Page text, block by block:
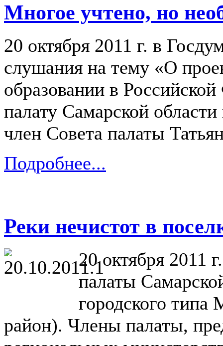
Многое учтено, но
20 октября 2011 г. в
слушания на тему «О
образовании в
палату Самарской
член Совета палаты
Подробнее...
Реки нечистот в
20 октября 2011
палаты
городского
район). Члены палаты,